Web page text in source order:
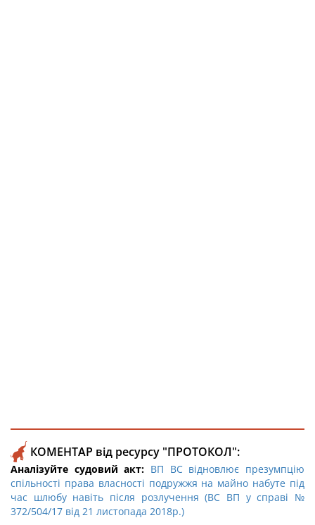
КОМЕНТАР від ресурсу "ПРОТОКОЛ":
Аналізуйте судовий акт: ВП ВС відновлює презумпцію
спільності права власності подружжя на майно набуте під
час шлюбу навіть після розлучення (ВС ВП у справі №
372/504/17 від 21 листопада 2018р.)